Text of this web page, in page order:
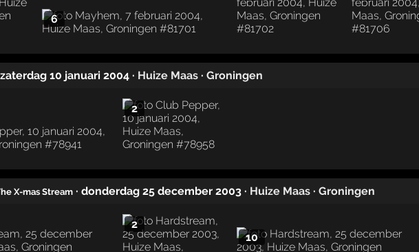
6
zaterdag 10 januari 2004 · Huize Maas · Groningen
2
X-mas Stream · donderdag 25 december 2003 · Huize Maas · Groningen
2
10